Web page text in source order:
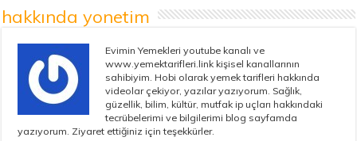
hakkında yonetim
Evimin Yemekleri youtube kanalı ve
www.yemektarifleri.link kişisel kanallarının
sahibiyim. Hobi olarak yemek tarifleri hakkında
videolar çekiyor, yazılar yazıyorum. Sağlık,
güzellik, bilim, kültür, mutfak ip uçları hakkındaki
tecrübelerimi ve bilgilerimi blog sayfamda
yazıyorum. Ziyaret ettiğiniz için teşekkürler.